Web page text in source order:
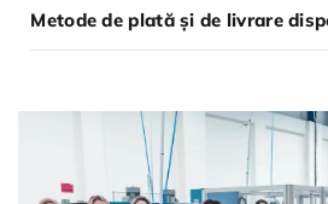
Metode de plată și de livrare